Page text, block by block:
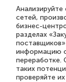
Анализируйте
сетей,
бизнес-
разделах
информацию о
переработке.
таких
проверяйте